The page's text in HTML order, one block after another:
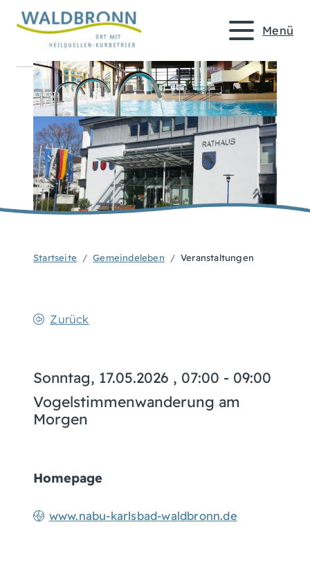
Menü
Startseite Gemeindeleben Veranstaltungen
Zurück
Sonntag, 17.05.2026 , 07:00 - 09:00
Vogelstimmenwanderung am
Morgen
Homepage
www.nabu-karlsbad-waldbronn.de